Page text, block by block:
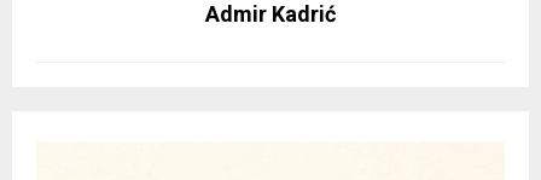
Admir Kadrić